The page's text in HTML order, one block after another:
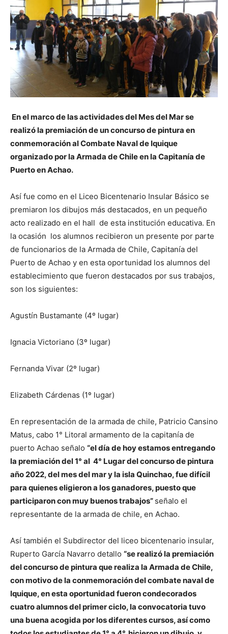
En el marco de las actividades del Mes del Mar se
realizó la premiación de un concurso de pintura en
conmemoración al Combate Naval de Iquique
organizado por la Armada de Chile en la Capitanía de
Puerto en Achao.
Así fue como en el Liceo Bicentenario Insular Básico se
premiaron los dibujos más destacados, en un pequeño
acto realizado en el hall de esta institución educativa. En
la ocasión los alumnos recibieron un presente por parte
de funcionarios de la Armada de Chile, Capitanía del
Puerto de Achao y en esta oportunidad los alumnos del
establecimiento que fueron destacados por sus trabajos,
son los siguientes:
Agustín Bustamante (4º lugar)
Ignacia Victoriano (3º lugar)
Fernanda Vivar (2º lugar)
Elizabeth Cárdenas (1º lugar)
En representación de la armada de chile, Patricio Cansino
Matus, cabo 1° Litoral armamento de la capitanía de
puerto Achao señalo “el día de hoy estamos entregando
la premiación del 1° al 4° Lugar del concurso de pintura
año 2022, del mes del mar y la isla Quinchao,fue difícil
para quienes eligieron a los ganadores, puesto que
participaron con muy buenos trabajos” señalo el
representante de la armada de chile, en Achao.
Así también el Subdirector del liceo bicentenario insular,
Ruperto García Navarro detallo “se realizó la premiación
del concurso de pintura que realiza la Armada de Chile,
con motivo de la conmemoración del combate naval de
Iquique, en esta oportunidad fueron condecorados
cuatro alumnos del primer ciclo, la convocatoria tuvo
una buena acogida por los diferentes cursos, así como